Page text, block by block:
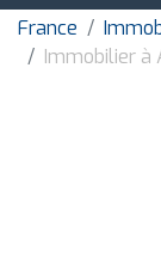
France
Immobilier à